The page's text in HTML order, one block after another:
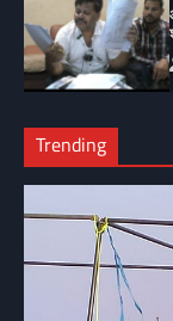
Trending